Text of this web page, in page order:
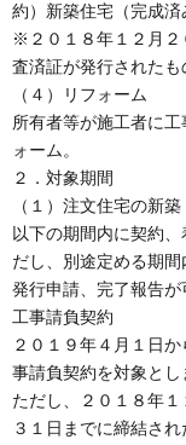
約）新築住宅（完成済
※２０１８年１２月２
査済証が発行されたも
（４）リフォーム
所有者等が施工者に
ォーム。
２．対象期間
（１）注文住宅の新築
以下の期間内に契約
だし、別途定める期間
発行申請、完了報告が
工事請負契約
２０１９年４月１日
事請負契約を対象とし
ただし、２０１８年
３１日までに締結さ